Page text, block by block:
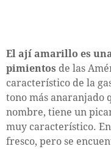
El ají amarillo es
pimientos de las
característico de la
tono más anaranjado
nombre, tiene un
muy característico.
fresco, pero se